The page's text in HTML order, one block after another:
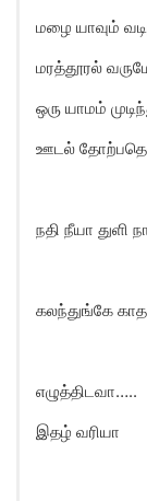
மழை யாவும்
மரத்தூரல்
ஒரு யாமம்
ஊடல்
நதி நீயா துளி
கலந்துங்கே
எழுத்திடவா…..
இதழ் வரியா